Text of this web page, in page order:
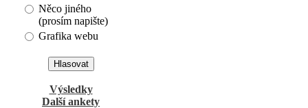
Něco jiného
(prosím napište)
Grafika webu
Výsledky
Další ankety